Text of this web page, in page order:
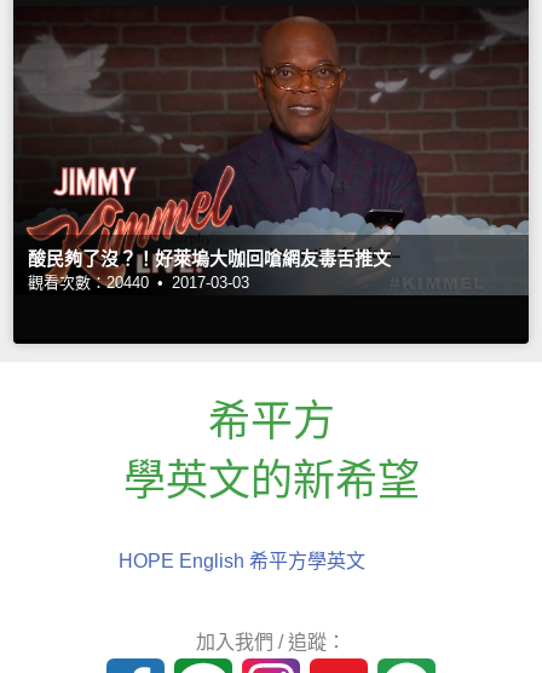
酸民夠了沒？！好萊塢大咖回嗆網友毒舌推文
觀看次數：20440 • 2017-03-03
希平方
學英文的新希望
HOPE English 希平方學英文
加入我們 / 追蹤：